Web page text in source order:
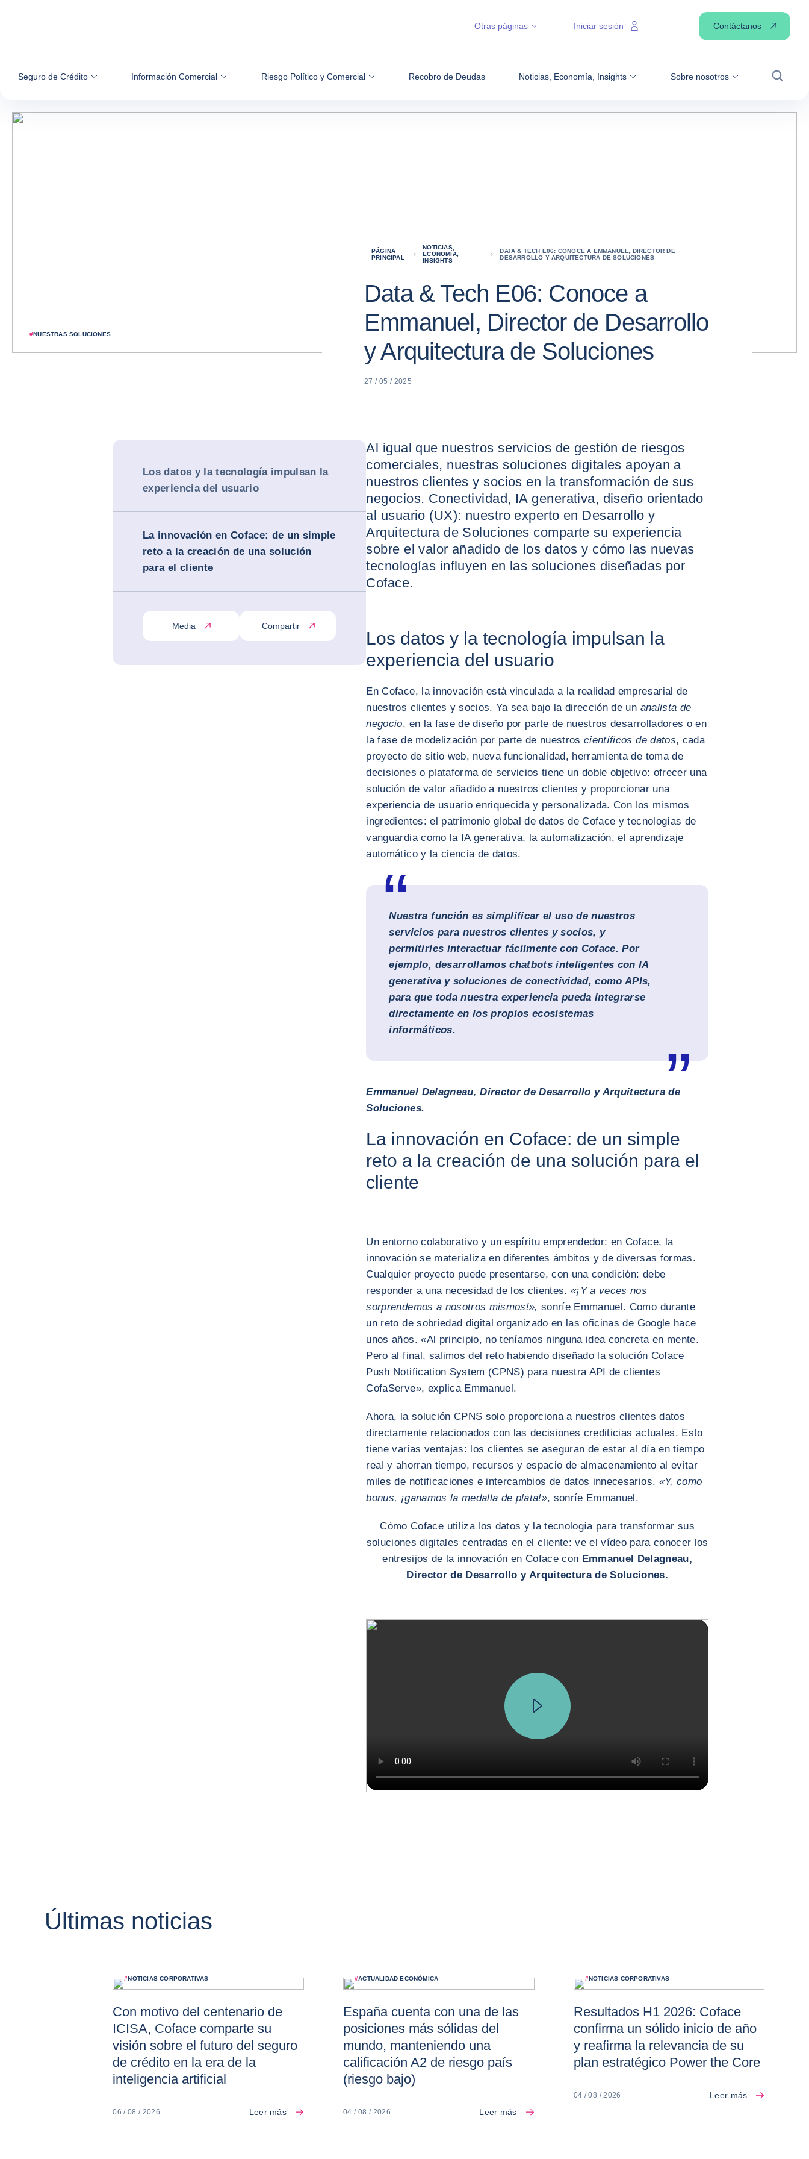
Seguro de Crédito Información Comercial Riesgo Político y Comercial Recobro de Deudas Noticias, Economía, Insights Sobre nosotros
Buscar
Otras páginas Iniciar sesión Contáctanos
#NUESTRAS SOLUCIONES
PÁGINA
PRINCIPAL
NOTICIAS,
ECONOMÍA,
INSIGHTS
DATA & TECH E06: CONOCE A EMMANUEL, DIRECTOR DE
DESARROLLO Y ARQUITECTURA DE SOLUCIONES
Data & Tech E06: Conoce a
Emmanuel, Director de Desarrollo
y Arquitectura de Soluciones
27 / 05 / 2025
Los datos y la tecnología impulsan la
experiencia del usuario
La innovación en Coface: de un simple
reto a la creación de una solución
para el cliente
Media Compartir
Al igual que nuestros servicios de gestión de riesgos
comerciales, nuestras soluciones digitales apoyan a
nuestros clientes y socios en la transformación de sus
negocios. Conectividad, IA generativa, diseño orientado
al usuario (UX): nuestro experto en Desarrollo y
Arquitectura de Soluciones comparte su experiencia
sobre el valor añadido de los datos y cómo las nuevas
tecnologías influyen en las soluciones diseñadas por
Coface.
Los datos y la tecnología impulsan la
experiencia del usuario
En Coface, la innovación está vinculada a la realidad empresarial de
nuestros clientes y socios. Ya sea bajo la dirección de un analista de
negocio, en la fase de diseño por parte de nuestros desarrolladores o en
la fase de modelización por parte de nuestroscientíficos de datos, cada
proyecto de sitio web, nueva funcionalidad, herramienta de toma de
decisiones o plataforma de servicios tiene un doble objetivo: ofrecer una
solución de valor añadido a nuestros clientes y proporcionar una
experiencia de usuario enriquecida y personalizada. Con los mismos
ingredientes: el patrimonio global de datos de Coface y tecnologías de
vanguardia como la IA generativa, la automatización, el aprendizaje
automático y la ciencia de datos.
Nuestra función es simplificar el uso de nuestros
servicios para nuestros clientes y socios, y
permitirles interactuar fácilmente con Coface. Por
ejemplo, desarrollamos chatbots inteligentes con IA
generativa y soluciones de conectividad, como APIs,
para que toda nuestra experiencia pueda integrarse
directamente en los propios ecosistemas
informáticos.
Emmanuel Delagneau,Director de Desarrollo y Arquitectura de
Soluciones.
La innovación en Coface: de un simple
reto a la creación de una solución para el
cliente
Un entorno colaborativo y un espíritu emprendedor: en Coface, la
innovación se materializa en diferentes ámbitos y de diversas formas.
Cualquier proyecto puede presentarse, con una condición: debe
responder a una necesidad de los clientes.«¡Y a veces nos
sorprendemos a nosotros mismos!», sonríe Emmanuel. Como durante
un reto de sobriedad digital organizado en las oficinas de Google hace
unos años. «Al principio, no teníamos ninguna idea concreta en mente.
Pero al final, salimos del reto habiendo diseñado la solución Coface
Push Notification System (CPNS) para nuestra API de clientes
CofaServe», explica Emmanuel.
Ahora, la solución CPNS solo proporciona a nuestros clientes datos
directamente relacionados con las decisiones crediticias actuales. Esto
tiene varias ventajas: los clientes se aseguran de estar al día en tiempo
real y ahorran tiempo, recursos y espacio de almacenamiento al evitar
miles de notificaciones e intercambios de datos innecesarios. «Y, como
bonus, ¡ganamos la medalla de plata!», sonríe Emmanuel.
Cómo Coface utiliza los datos y la tecnología para transformar sus
soluciones digitales centradas en el cliente: ve el vídeo para conocer los
entresijos de la innovación en Coface con Emmanuel Delagneau,
Director de Desarrollo y Arquitectura de Soluciones.
Últimas noticias
#NOTICIAS CORPORATIVAS
Con motivo del centenario de
ICISA, Coface comparte su
visión sobre el futuro del seguro
de crédito en la era de la
inteligencia artificial
06 / 08 / 2026 Leer más
#ACTUALIDAD ECONÓMICA
España cuenta con una de las
posiciones más sólidas del
mundo, manteniendo una
calificación A2 de riesgo país
(riesgo bajo)
04 / 08 / 2026 Leer más
#NOTICIAS CORPORATIVAS
Resultados H1 2026: Coface
confirma un sólido inicio de año
y reafirma la relevancia de su
plan estratégico Power the Core
04 / 08 / 2026 Leer más